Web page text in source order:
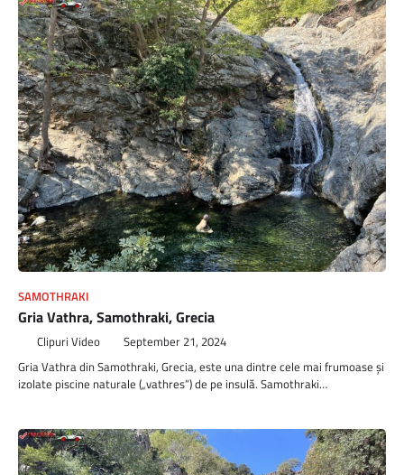
SAMOTHRAKI
Gria Vathra, Samothraki, Grecia
Clipuri Video September 21, 2024
Gria Vathra din Samothraki, Grecia, este una dintre cele mai frumoase și
izolate piscine naturale („vathres”) de pe insulă. Samothraki…